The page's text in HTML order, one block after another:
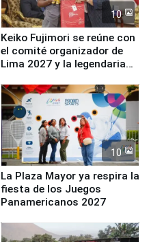
10
Keiko Fujimori se reúne con
el comité organizador de
Lima 2027 y la legendaria
10
La Plaza Mayor ya respira la
fiesta de los Juegos
Panamericanos 2027